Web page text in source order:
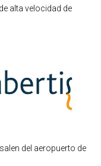
alta velocidad de
del aeropuerto de